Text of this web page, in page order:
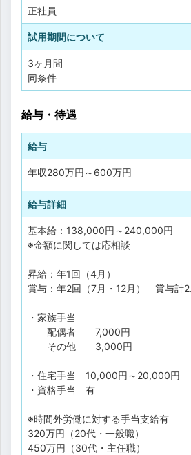
正社員
試用期間について
3ヶ月間
同条件
給与・待遇
給与
年収280万円 ～ 600万円
給与詳細
基本給：138,000円～240,000円
※金額に関しては応相談
昇給：年1回（4月）
賞与：年2回（7月・12月） 賞与計
・家族手当
配偶者 7,000円
その他 3,000円
・住宅手当 10,000円～20,000円
・資格手当 有
※時間外労働に対する手当支給有
320万円（20代・一般職）
450万円（30代・主任職）